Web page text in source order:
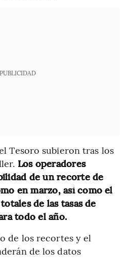
PUBLICIDAD
Tesoro subieron tras los
Los operadores
de un recorte de
en marzo, así como el
de las tasas de
todo el año.
de los recortes y el
de los datos